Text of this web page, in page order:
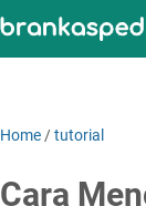
Home /tutorial
Cara